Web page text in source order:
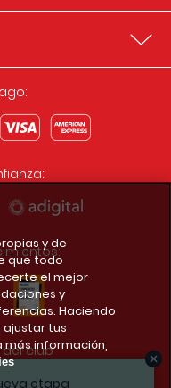
etapa
club
y de
que todo
el mejor
y
Haciendo
ajustar tus
información,